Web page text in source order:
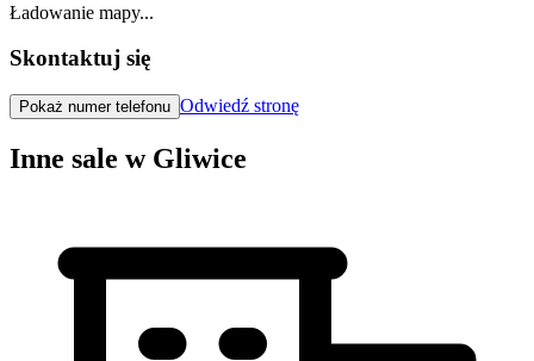
Ładowanie mapy...
Skontaktuj się
Pokaż numer telefonu Odwiedź stronę
Inne sale w Gliwice